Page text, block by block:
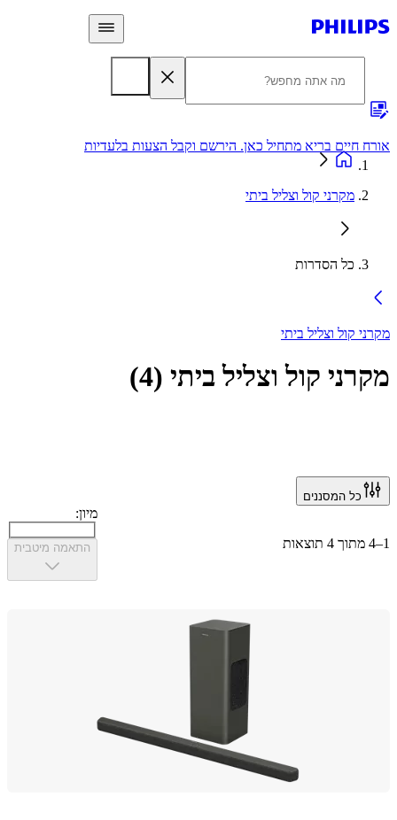
חיים בריא מתחיל כאן. הירשם וקבל הצעות בלעדיות
מקרני קול וצליל ביתי
כל הסדרות
קול וצליל ביתי
קול וצליל ביתי(
4
)
כל המסננים
התאמה מיטבית